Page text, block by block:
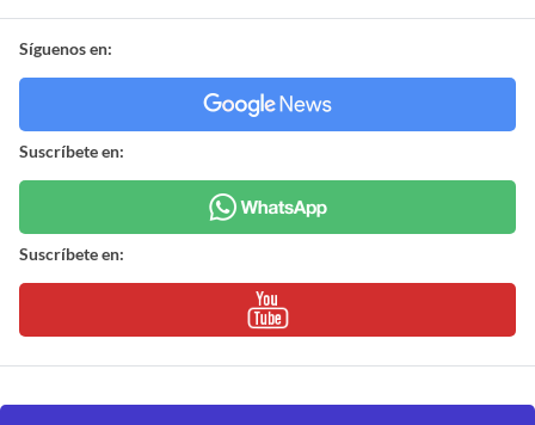
Síguenos en:
Suscríbete en:
Suscríbete en: